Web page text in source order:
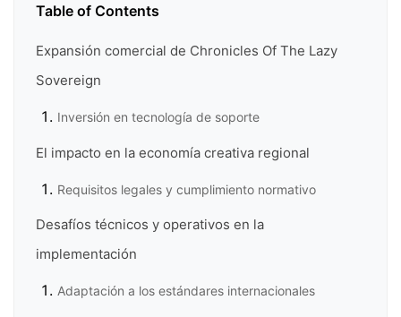
Table of Contents
Expansión comercial de Chronicles Of The Lazy
Sovereign
Inversión en tecnología de soporte
El impacto en la economía creativa regional
Requisitos legales y cumplimiento normativo
Desafíos técnicos y operativos en la
implementación
Adaptación a los estándares internacionales